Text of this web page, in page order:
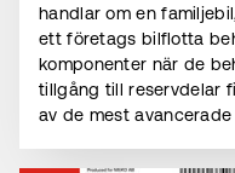
handlar om en
ett företags bilflotta
komponenter när de
tillgång till reservdelar
av de mest avancerade